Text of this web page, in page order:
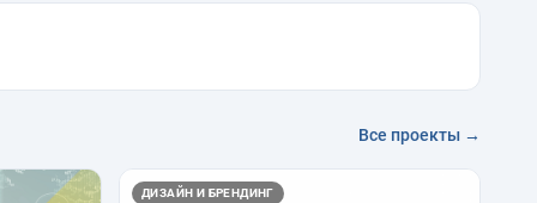
Все проекты →
ДИЗАЙН И БРЕНДИНГ